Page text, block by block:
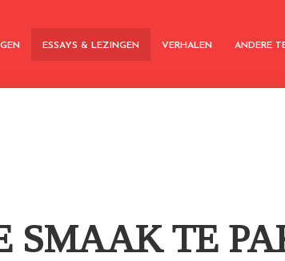
ESSAYS & LEZINGEN VERHALEN ANDERE
SMAAK TE